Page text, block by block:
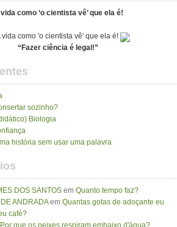
como ‘o cientista vê’ que ela é!
“Fazer ciência é legal!”
sozinho?
Biologia
história sem usar uma palavra
DOS SANTOS em Quanto tempo faz?
ANDRADAem Quantas gotas de adoçante eu
café?
Por que os peixes respiram embaixo d'água?